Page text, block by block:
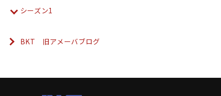
シーズン1
BKT 旧アメーバブログ